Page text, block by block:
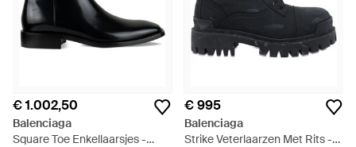
€ 1.002,50
Balenciaga
Square Toe Enkellaarsjes -
€ 995
Balenciaga
Strike Veterlaarzen Met Rits -